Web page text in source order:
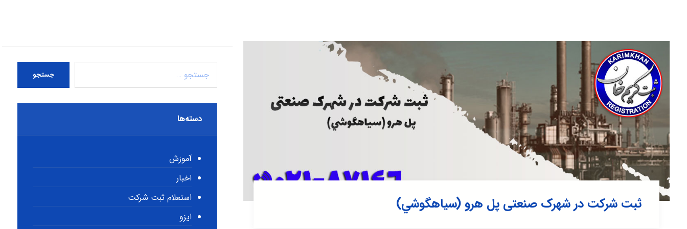
ثبت شرکت در شهرک صنعتی پل هرو (سياهگوشي)
جستجو
دسته‌ها
آموزش
اخبار
استعلام ثبت شرکت
ایزو